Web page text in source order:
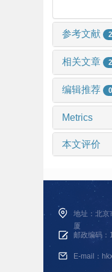
参考文献
相关文章 2
编辑推荐 0
Metrics
本文评价
地址：北京
厦
邮政编码：
E-mail：